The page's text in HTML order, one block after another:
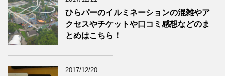
ひらパーのイルミネーションの混雑やア
クセスやチケットや口コミ感想などのま
とめはこちら！
2017/12/20